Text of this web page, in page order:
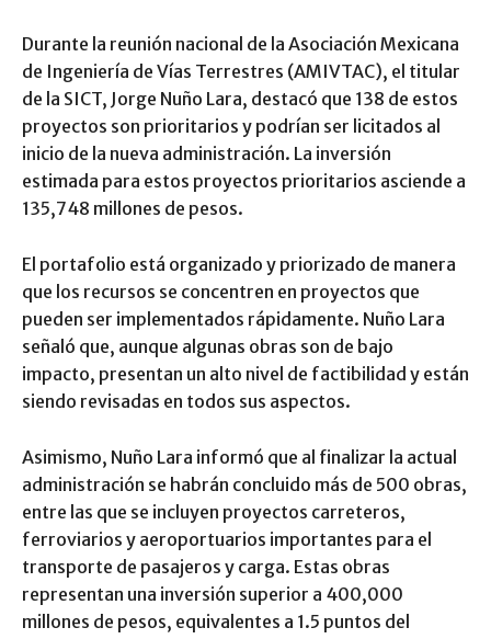
Durante la reunión nacional de la Asociación Mexicana
de Ingeniería de Vías Terrestres (AMIVTAC), el titular
de la SICT, Jorge Nuño Lara, destacó que 138 de estos
proyectos son prioritarios y podrían ser licitados al
inicio de la nueva administración. La inversión
estimada para estos proyectos prioritarios asciende a
135,748 millones de pesos.
El portafolio está organizado y priorizado de manera
que los recursos se concentren en proyectos que
pueden ser implementados rápidamente. Nuño Lara
señaló que, aunque algunas obras son de bajo
impacto, presentan un alto nivel de factibilidad y están
siendo revisadas en todos sus aspectos.
Asimismo, Nuño Lara informó que al finalizar la actual
administración se habrán concluido más de 500 obras,
entre las que se incluyen proyectos carreteros,
ferroviarios y aeroportuarios importantes para el
transporte de pasajeros y carga. Estas obras
representan una inversión superior a 400,000
millones de pesos, equivalentes a 1.5 puntos del